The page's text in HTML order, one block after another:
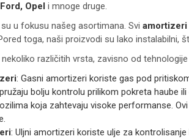
Opel i mnoge druge.
u fokusu našeg asortimana. Svi amortizeri
toga, naši proizvodi su lako instalabilni,
različitih vrsta, zavisno od
: Gasni amortizeri koriste gas pod
bolju kontrolu prilikom pokreta haube
koja zahtevaju visoke performanse.
: Uljni amortizeri koriste ulje za